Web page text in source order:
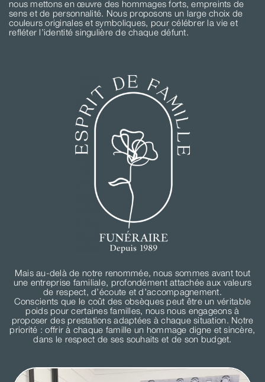
nous mettons en œuvre des hommages forts, empreints de
sens et de personnalité. Nous proposons un large choix de
couleurs originales et symboliques, pour célébrer la vie et
refléter l’identité singulière de chaque défunt.
Mais au-delà de notre renommée, nous sommes avant tout
une entreprise familiale, profondément attachée aux valeurs
de respect, d’écoute et d’accompagnement.
Conscients que le coût des obsèques peut être un véritable
poids pour certaines familles, nous nous engageons à
proposer des prestations adaptées à chaque situation. Notre
priorité : offrir à chaque famille un hommage digne et sincère,
dans le respect de ses souhaits et de son budget.